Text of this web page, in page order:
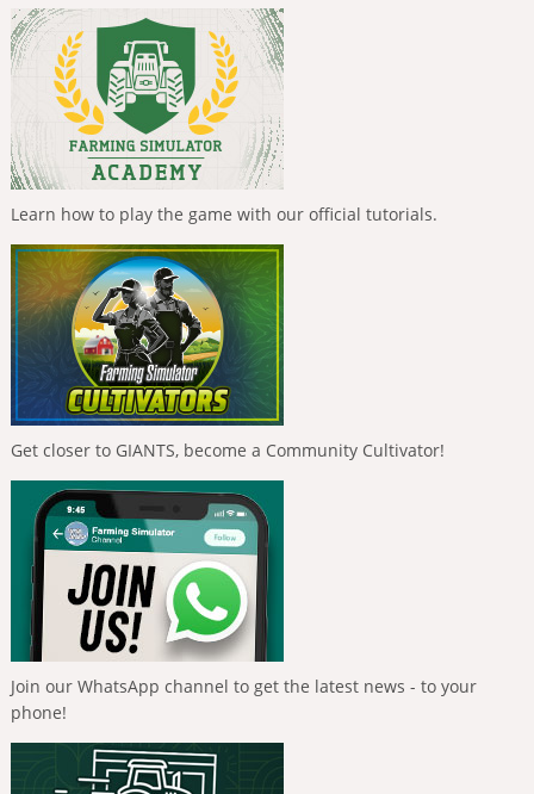
Learn how to play the game with our official tutorials.
Get closer to GIANTS, become a Community Cultivator!
Join our WhatsApp channel to get the latest news - to your
phone!